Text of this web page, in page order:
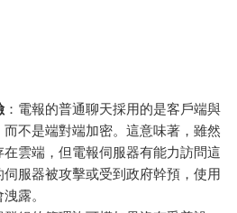
：電報的普通聊天採用的是客戶端與
不是端對端加密。這意味著，雖然
雲端，但電報伺服器有能力訪問這
服器被攻擊或受到政府幹預，使用
露。